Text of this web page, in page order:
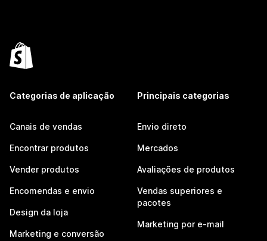
Categorias de aplicação
Canais de vendas
Encontrar produtos
Vender produtos
Encomendas e envio
Design da loja
Marketing e conversão
Principais categorias
Envio direto
Mercados
Avaliações de produtos
Vendas superiores e
pacotes
Marketing por e-mail